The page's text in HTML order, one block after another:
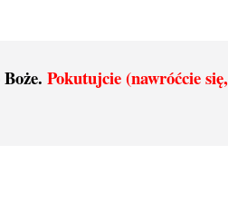
Pokutujcie (nawróćcie